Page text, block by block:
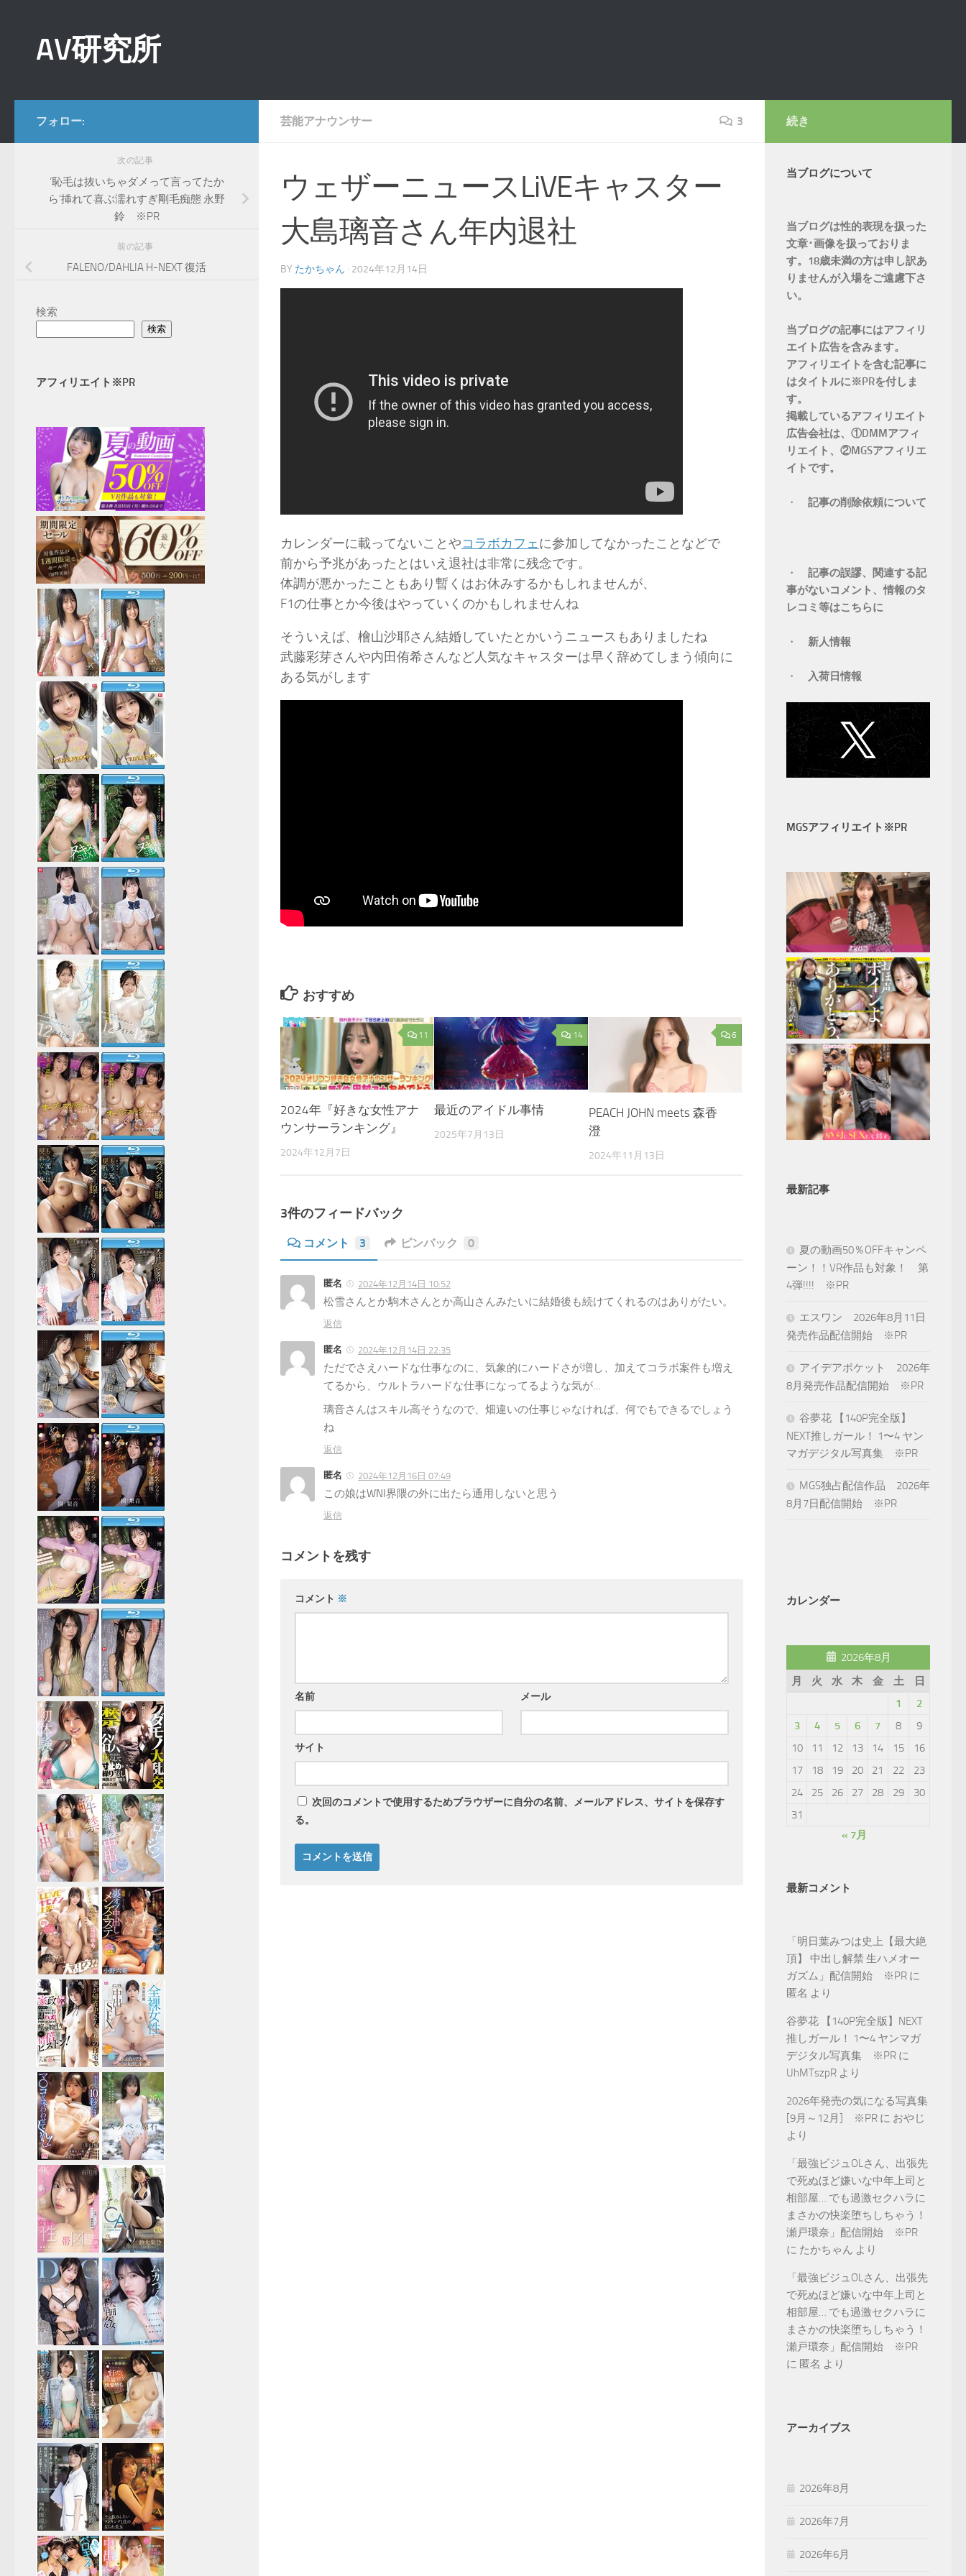
AV研究所
芸能アナウンサー 3
ウェザーニュースLiVEキャスター
大島璃音さん年内退社
BY たかちゃん · 2024年12月14日
カレンダーに載ってないことやコラボカフェに参加してなかったことなどで
前から予兆があったとはいえ退社は非常に残念です。
体調が悪かったこともあり暫くはお休みするかもしれませんが、
F1の仕事とか今後はやっていくのかもしれませんね
そういえば、檜山沙耶さん結婚していたとかいうニュースもありましたね
武藤彩芽さんや内田侑希さんなど人気なキャスターは早く辞めてしまう傾向に
ある気がします
おすすめ
11
2024年『好きな女性アナ
ウンサーランキング』
2024年12月7日
14
最近のアイドル事情
2025年7月13日
6
PEACH JOHN meets 森香
澄
2024年11月13日
3件のフィードバック
コメント 3 ピンバック 0
匿名 2024年12月14日 10:52
松雪さんとか駒木さんとか高山さんみたいに結婚後も続けてくれるのはありがたい。
返信
匿名 2024年12月14日 22:35
ただでさえハードな仕事なのに、気象的にハードさが増し、加えてコラボ案件も増え
てるから、ウルトラハードな仕事になってるような気が…
璃音さんはスキル高そうなので、畑違いの仕事じゃなければ、何でもできるでしょう
ね
返信
匿名 2024年12月16日 07:49
この娘はWNI界隈の外に出たら通用しないと思う
返信
コメントを残す
コメント ※
名前 メール
サイト
次回のコメントで使用するためブラウザーに自分の名前、メールアドレス、サイトを保存す
る。
フォロー:
次の記事
’恥毛は抜いちゃダメって言ってたか
ら’挿れて喜ぶ濡れすぎ剛毛痴態 永野
鈴 ※PR
前の記事
FALENO/DAHLIA H-NEXT 復活
検索
検索
アフィリエイト※PR
続き
当ブログについて
当ブログは性的表現を扱った
文章･画像を扱っておりま
す。18歳未満の方は申し訳あ
りませんが入場をご遠慮下さ
い。
当ブログの記事にはアフィリ
エイト広告を含みます。
アフィリエイトを含む記事に
はタイトルに※PRを付しま
す。
掲載しているアフィリエイト
広告会社は、①DMMアフィ
リエイト、②MGSアフィリエ
イトです。
・ 記事の削除依頼について
・ 記事の誤謬、関連する記
事がないコメント、情報のタ
レコミ等はこちらに
・ 新人情報
・ 入荷日情報
MGSアフィリエイト※PR
最新記事
夏の動画50％OFFキャンペ
ーン！！VR作品も対象！ 第
4弾!!!! ※PR
エスワン 2026年8月11日
発売作品配信開始 ※PR
アイデアポケット 2026年
8月発売作品配信開始 ※PR
谷夢花 【140P完全版】
NEXT推しガール！ 1〜4 ヤン
マガデジタル写真集 ※PR
MGS独占配信作品 2026年
8月7日配信開始 ※PR
カレンダー
2026年8月
月
火 水 木 金 土
日
1
2
3
4 5 6 7 8
9
10
11 12 13 14 15
16
17
18 19 20 21 22
23
24
25 26 27 28 29
30
31
« 7月
最新コメント
「明日葉みつは史上【最大絶
頂】 中出し解禁 生ハメオー
ガズム」配信開始 ※PR に
匿名 より
谷夢花 【140P完全版】NEXT
推しガール！ 1〜4 ヤンマガ
デジタル写真集 ※PR に
UhMTszpR より
2026年発売の気になる写真集
[9月～12月] ※PR に おやじ
より
「最強ビジュOLさん、出張先
で死ぬほど嫌いな中年上司と
相部屋… でも過激セクハラに
まさかの快楽堕ちしちゃう！
瀬戸環奈」配信開始 ※PR
に たかちゃん より
「最強ビジュOLさん、出張先
で死ぬほど嫌いな中年上司と
相部屋… でも過激セクハラに
まさかの快楽堕ちしちゃう！
瀬戸環奈」配信開始 ※PR
に 匿名 より
アーカイブス
2026年8月
2026年7月
2026年6月